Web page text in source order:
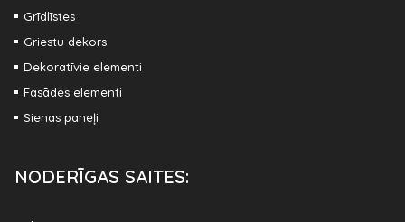
Grīdlīstes
Griestu dekors
Dekoratīvie elementi
Fasādes elementi
Sienas paneļi
NODERĪGAS SAITES: